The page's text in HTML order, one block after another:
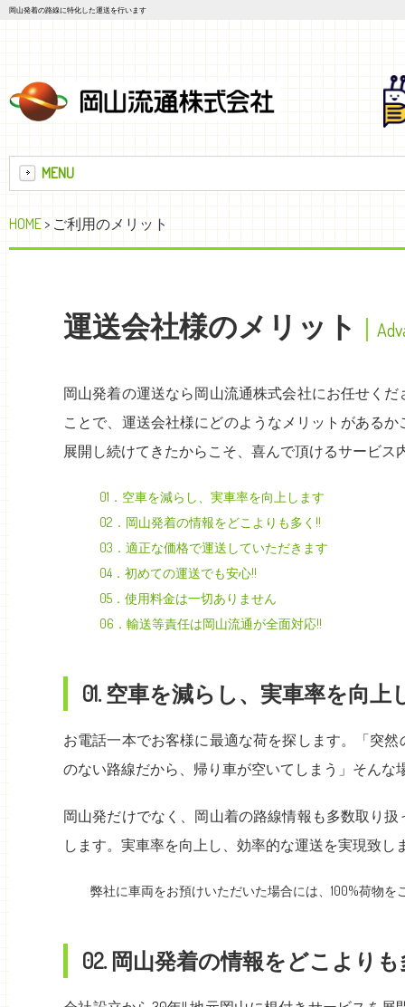
岡山発着の路線に特化した運送を行います
MENU
HOME > ご利用のメリット
運送会社様のメリット
岡山発着の運送なら岡山流通株式会社にお任せく
ことで、運送会社様にどのようなメリットがある
展開し続けてきたからこそ、喜んで頂けるサービス
01．空車を減らし、実車率を向上します
02．岡山発着の情報をどこよりも多く!!
03．適正な価格で運送していただきます
04．初めての運送でも安心!!
05．使用料金は一切ありません
06．輸送等責任は岡山流通が全面対応!!
01. 空車を減らし、実車率を向上
お電話一本でお客様に最適な荷を探します。「突
のない路線だから、帰り車が空いてしまう」そんな
岡山発だけでなく、岡山着の路線情報も多数取り
します。実車率を向上し、効率的な運送を実現致し
弊社に車両をお預けいただいた場合には、100%荷物を
02. 岡山発着の情報をどこよりも